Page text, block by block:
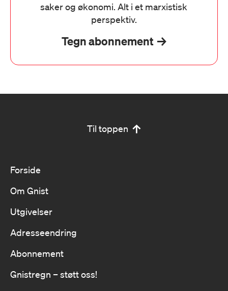
saker og økonomi. Alt i et marxistisk
perspektiv.
Tegn abonnement
Til toppen
Forside
Om Gnist
Utgivelser
Adresseendring
Abonnement
Gnistregn – støtt oss!